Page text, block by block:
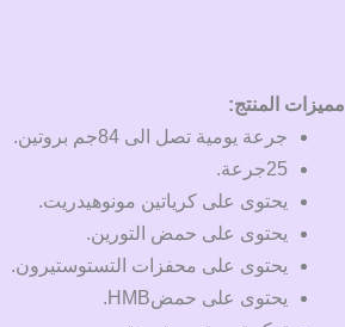
مميزات المنتج:
جرعة يومية تصل الى 84جم بروتين.
25جرعة.
يحتوى على كرياتين مونوهيدريت.
يحتوى على حمض التورين.
يحتوى على محفزات التستوستيرون.
يحتوى على حمضHMB.